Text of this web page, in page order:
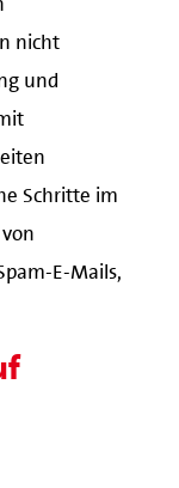
nicht
und
Schritte im
E-Mails,